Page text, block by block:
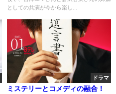
としての共演が今から楽し...
ドラマ
ミステリーとコメディの融合！